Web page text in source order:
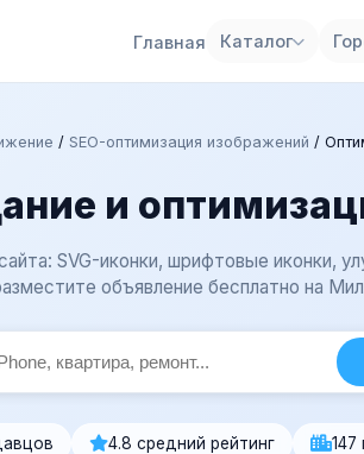
Главная Каталог
/ SEO-оптимизация изображений /
и
SVG-иконки, шрифтовые иконки,
объявление бесплатно на
4.8 средний рейтинг 147